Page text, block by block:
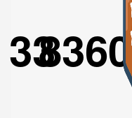
338360